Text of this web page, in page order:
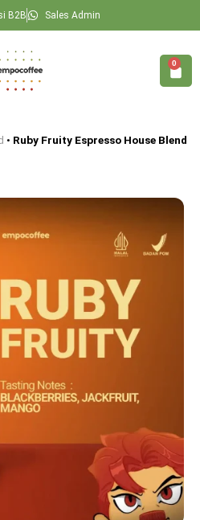
B2B Sales Admin
0
• Ruby Fruity Espresso House Blend